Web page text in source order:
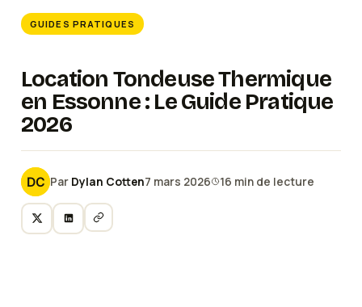
GUIDES PRATIQUES
Location Tondeuse Thermique
en Essonne : Le Guide Pratique
2026
Par Dylan Cotten7 mars 2026 16 min de lecture